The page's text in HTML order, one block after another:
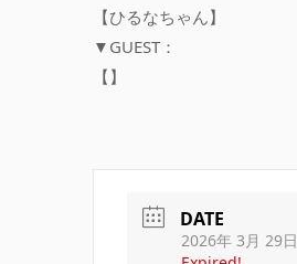
【ひるなちゃん】
▼GUEST：
【】
DATE
2026年 3月 29日